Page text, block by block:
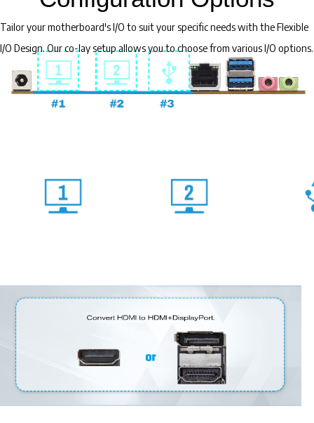
Tailor your motherboard's I/O to suit your specific needs with the Flexible
I/O Design. Our co-lay setup allows you to choose from various I/O options.